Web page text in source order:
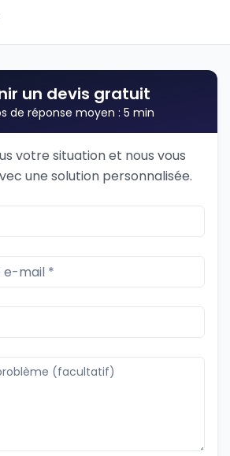
un devis gratuit
de réponse moyen : 5 min
votre situation et nous vous
une solution personnalisée.